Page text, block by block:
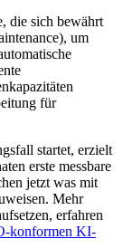
die sich bewährt
um
für
startet, erzielt
erste messbare
jetzt was mit
Mehr
erfahren
konformen KI-